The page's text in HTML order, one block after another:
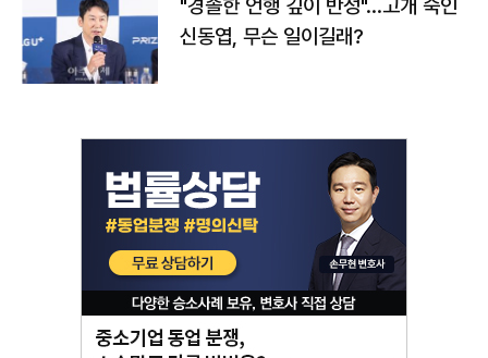
"경솔한 언행 깊이 반성"…고개 숙인
신동엽, 무슨 일이길래?